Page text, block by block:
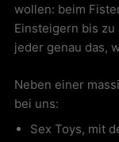
wollen: beim
Einsteigern bis
jeder genau das,
Neben einer
bei uns:
Sex Toys, mit